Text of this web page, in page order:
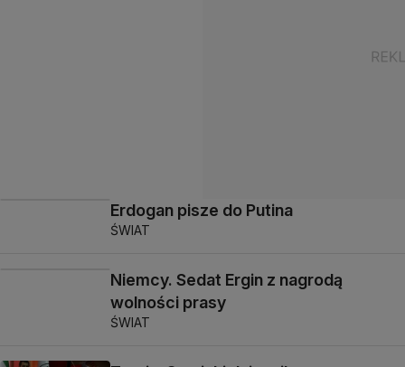
Erdogan pisze do Putina
ŚWIAT
Niemcy. Sedat Ergin z nagrodą
wolności prasy
ŚWIAT